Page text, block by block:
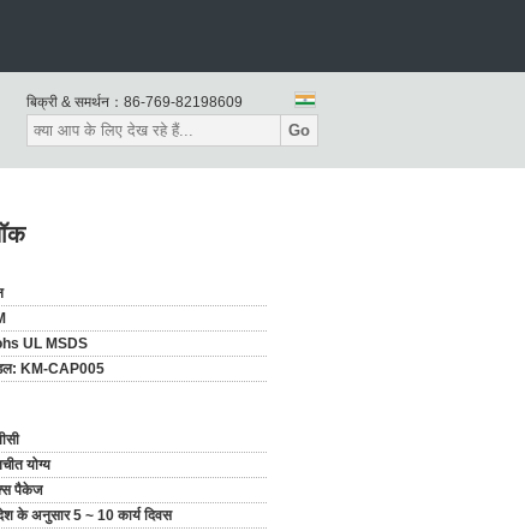
बिक्री & समर्थन： 86-769-82198609
Go
UL MSDS
KM-CAP005
योग्य
पैकेज
के अनुसार 5 ~ 10 कार्य दिवस